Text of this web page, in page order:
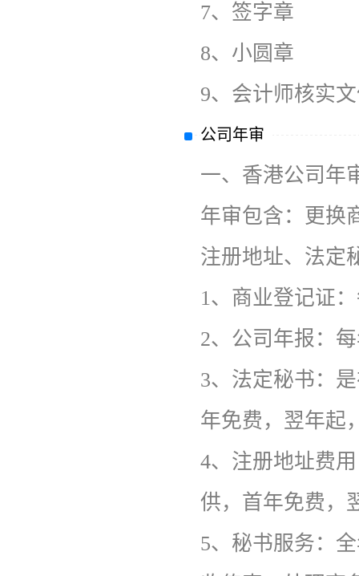
7、签字章
8、小圆章
9、会计师核实
公司年审
一、香港公司年
年审包含：更换
注册地址、法定
1、商业登记证
2、公司年报：
3、法定秘书：
年免费，翌年起
4、注册地址费
供，首年免费，
5、秘书服务：